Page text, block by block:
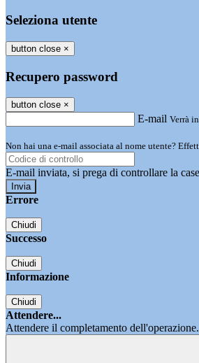
Seleziona utente
button close ×
Recupero password
button close ×
E-mail Verrà
Non hai una e-mail associata al nome utente?
E-mail inviata, si prega di controllare la
Errore
Chiudi
Successo
Chiudi
Informazione
Chiudi
Attendere...
Attendere il completamento